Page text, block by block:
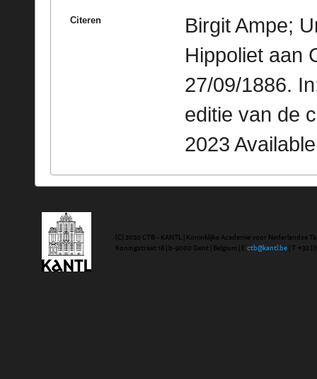
Citeren
Birgit Ampe;
Hippoliet aan
27/09/1886.
editie van de
2023
(C) 2020 CTB - KANTL | Koninklijke Academie voor Nederlandse
Koningstraat 18 | b-9000 Gent | Belgium | E ctb@kantl.be | T +32